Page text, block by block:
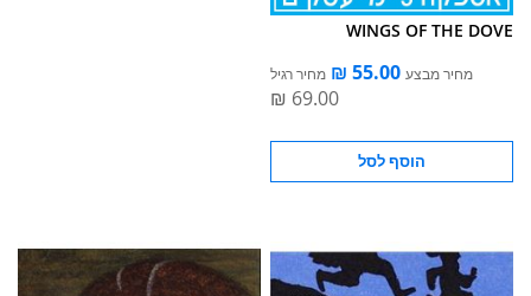
WINGS OF THE DOVE
מחיר מבצע מחיר רגיל
הוסף לסל